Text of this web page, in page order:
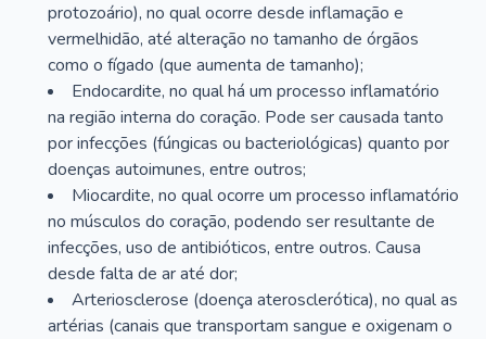
protozoário), no qual ocorre desde inflamação e
vermelhidão, até alteração no tamanho de órgãos
como o fígado (que aumenta de tamanho);
Endocardite, no qual há um processo inflamatório
na região interna do coração. Pode ser causada tanto
por infecções (fúngicas ou bacteriológicas) quanto por
doenças autoimunes, entre outros;
Miocardite, no qual ocorre um processo inflamatório
no músculos do coração, podendo ser resultante de
infecções, uso de antibióticos, entre outros. Causa
desde falta de ar até dor;
Arteriosclerose (doença aterosclerótica), no qual as
artérias (canais que transportam sangue e oxigenam o